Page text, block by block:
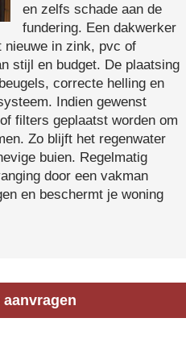
en zelfs schade aan de
fundering. Een dakwerker
nieuwe in zink, pvc of
stijl en budget. De plaatsing
correcte helling en
Indien gewenst
filters geplaatst worden om
Zo blijft het regenwater
buien. Regelmatig
door een vakman
en beschermt je woning
aanvragen